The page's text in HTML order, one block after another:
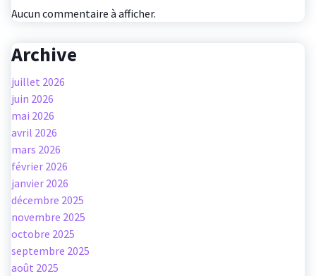
Aucun commentaire à afficher.
Archive
juillet 2026
juin 2026
mai 2026
avril 2026
mars 2026
février 2026
janvier 2026
décembre 2025
novembre 2025
octobre 2025
septembre 2025
août 2025